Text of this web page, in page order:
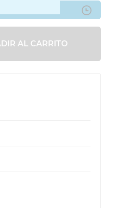
AL CARRITO